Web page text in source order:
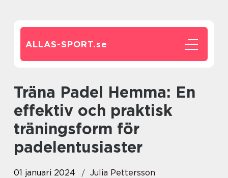
ALLAS-SPORT.se
Träna Padel Hemma: En
effektiv och praktisk
träningsform för
padelentusiaster
01 januari 2024
Julia Pettersson